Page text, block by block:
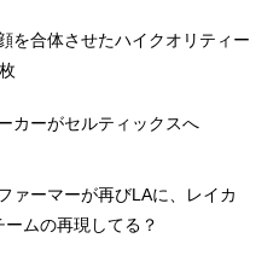
を合体させたハイクオリティー
カーがセルティックスへ
ァーマーが再びLAに、レイカ
ムの再現してる？